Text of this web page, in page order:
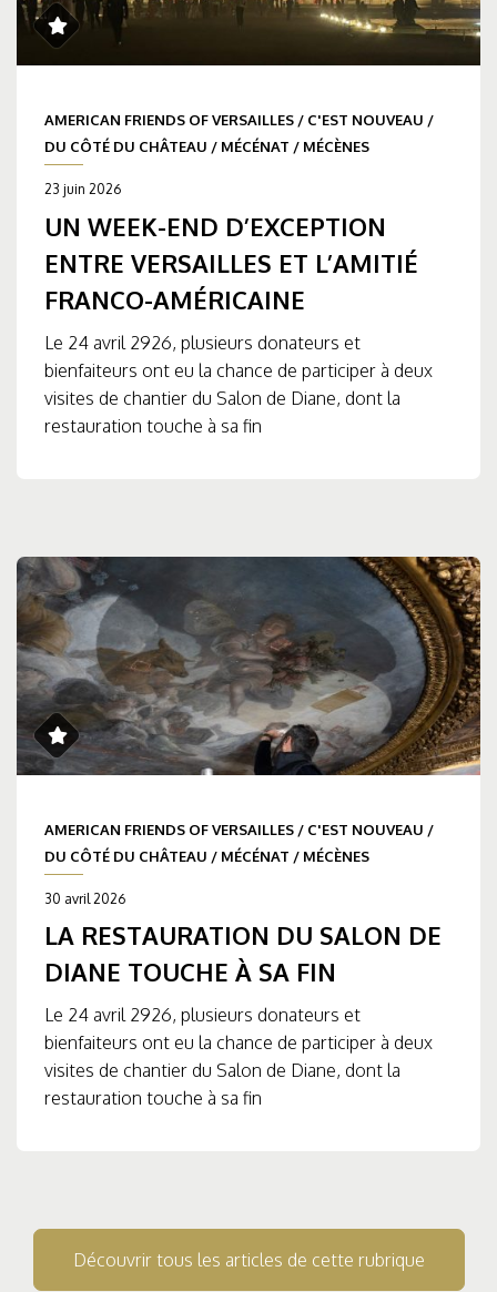
AMERICAN FRIENDS OF VERSAILLES / C'EST NOUVEAU /
DU CÔTÉ DU CHÂTEAU / MÉCÉNAT / MÉCÈNES
23 juin 2026
UN WEEK-END D’EXCEPTION
ENTRE VERSAILLES ET L’AMITIÉ
FRANCO-AMÉRICAINE
Le 24 avril 2926, plusieurs donateurs et
bienfaiteurs ont eu la chance de participer à deux
visites de chantier du Salon de Diane, dont la
restauration touche à sa fin
AMERICAN FRIENDS OF VERSAILLES / C'EST NOUVEAU /
DU CÔTÉ DU CHÂTEAU / MÉCÉNAT / MÉCÈNES
30 avril 2026
LA RESTAURATION DU SALON DE
DIANE TOUCHE À SA FIN
Le 24 avril 2926, plusieurs donateurs et
bienfaiteurs ont eu la chance de participer à deux
visites de chantier du Salon de Diane, dont la
restauration touche à sa fin
Découvrir tous les articles de cette rubrique